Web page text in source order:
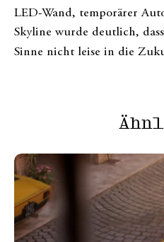
LED-Wand, temporärer
Skyline wurde deutlich,
Sinne nicht leise in die